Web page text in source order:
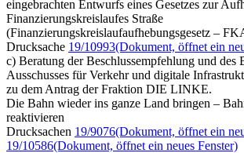
eingebrachten Entwurfs eines Gesetzes zur
Finanzierungskreislaufes Straße
(Finanzierungskreislaufaufhebungsgesetz –
Drucksache 19/10993(Dokument, öffnet ein
c) Beratung der Beschlussempfehlung und des
Ausschusses für Verkehr und digitale
zu dem Antrag der Fraktion DIE LINKE.
Die Bahn wieder ins ganze Land bringen –
reaktivieren
Drucksachen 19/9076(Dokument, öffnet ein
19/10586(Dokument, öffnet ein neues Fenster)